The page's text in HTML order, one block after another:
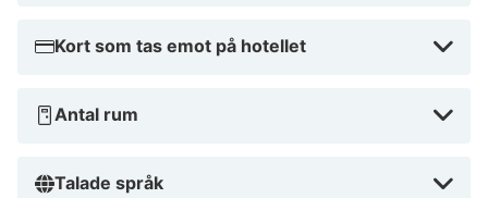
Kort som tas emot på hotellet
Antal rum
Talade språk